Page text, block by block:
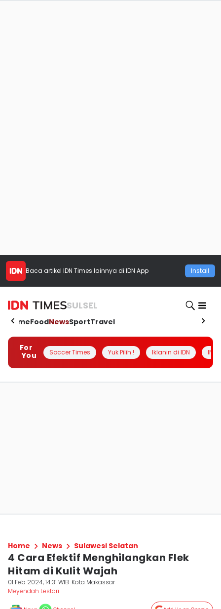
Baca artikel IDN Times lainnya di IDN App Install
SULSEL
HomeFoodNewsSportTravel
For
You
Soccer Times Yuk Pilih ! Iklanin di IDN
Home News Sulawesi Selatan
4 Cara Efektif Menghilangkan Flek
Hitam di Kulit Wajah
01 Feb 2024, 14:31 WIB Kota Makassar
Meyendah Lestari